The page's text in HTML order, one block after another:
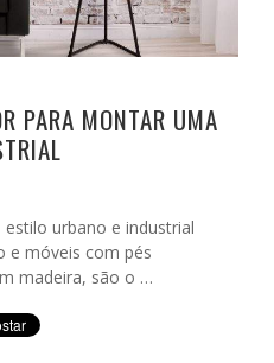
PARA MONTAR UMA
urbano e industrial
e móveis com pés
madeira, são o …